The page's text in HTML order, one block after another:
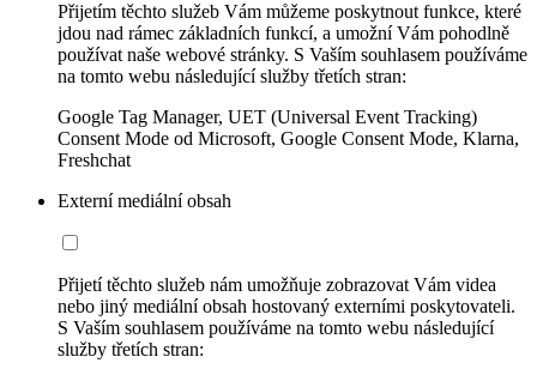
Přijetím těchto služeb Vám můžeme poskytnout funkce, které
jdou nad rámec základních funkcí, a umožní Vám pohodlně
používat naše webové stránky. S Vaším souhlasem používáme
na tomto webu následující služby třetích stran:
Google Tag Manager, UET (Universal Event Tracking)
Consent Mode od Microsoft, Google Consent Mode, Klarna,
Freshchat
Externí mediální obsah
Přijetí těchto služeb nám umožňuje zobrazovat Vám videa
nebo jiný mediální obsah hostovaný externími poskytovateli.
S Vaším souhlasem používáme na tomto webu následující
služby třetích stran: